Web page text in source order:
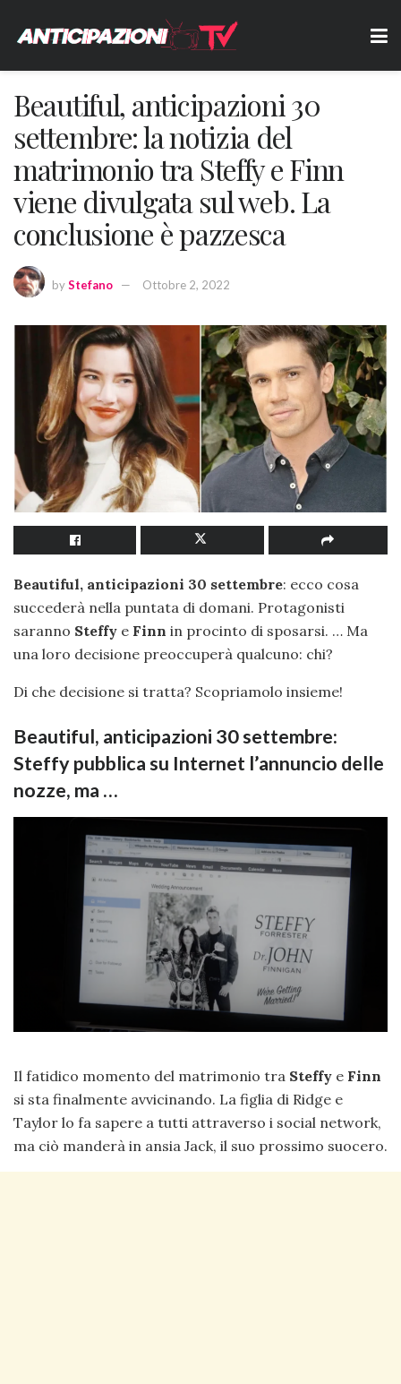
Beautiful, anticipazioni 30
settembre: la notizia del
matrimonio tra Steffy e Finn
viene divulgata sul web. La
conclusione è pazzesca
byStefano Ottobre 2, 2022
Beautiful, anticipazioni 30 settembre: ecco cosa
succederà nella puntata di domani. Protagonisti
saranno Steffy e Finn in procinto di sposarsi. … Ma
una loro decisione preoccuperà qualcuno: chi?
Di che decisione si tratta? Scopriamolo insieme!
Beautiful, anticipazioni 30 settembre:
Steffy pubblica su Internet l’annuncio delle
nozze, ma …
Il fatidico momento del matrimonio tra Steffy e Finn
si sta finalmente avvicinando. La figlia di Ridge e
Taylor lo fa sapere a tutti attraverso i social network,
ma ciò manderà in ansia Jack, il suo prossimo suocero.